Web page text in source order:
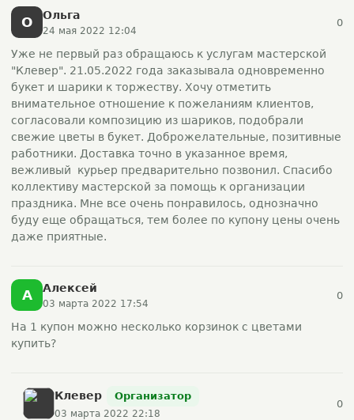
О Ольга
24 мая 2022 12:04
0
Уже не первый раз обращаюсь к услугам мастерской
"Клевер". 21.05.2022 года заказывала одновременно
букет и шарики к торжеству. Хочу отметить
внимательное отношение к пожеланиям клиентов,
согласовали композицию из шариков, подобрали
свежие цветы в букет. Доброжелательные, позитивные
работники. Доставка точно в указанное время,
вежливый курьер предварительно позвонил. Спасибо
коллективу мастерской за помощь к организации
праздника. Мне все очень понравилось, однозначно
буду еще обращаться, тем более по купону цены очень
даже приятные.
А Алексей
03 марта 2022 17:54
0
На 1 купон можно несколько корзинок с цветами
купить?
Клевер Организатор
03 марта 2022 22:18
0